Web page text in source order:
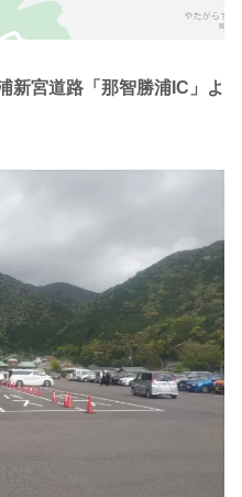
宮道路「那智勝浦IC」よ